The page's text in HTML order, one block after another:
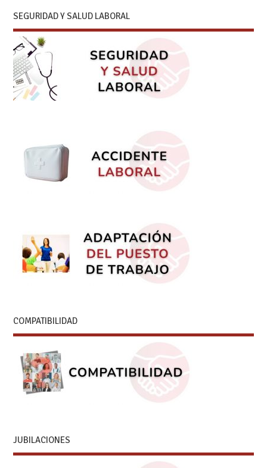
SEGURIDAD Y SALUD LABORAL
COMPATIBILIDAD
JUBILACIONES